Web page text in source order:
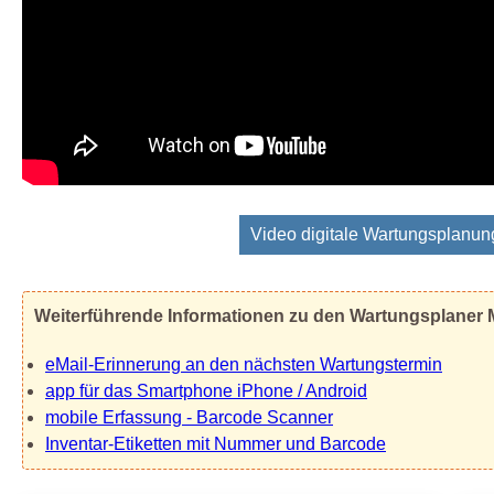
Video digitale
Weiterführende Informationen zu den Wartungsplaner
eMail-Erinnerung an den nächsten Wartungstermin
app für das Smartphone iPhone / Android
mobile Erfassung - Barcode Scanner
Inventar-Etiketten mit Nummer und Barcode